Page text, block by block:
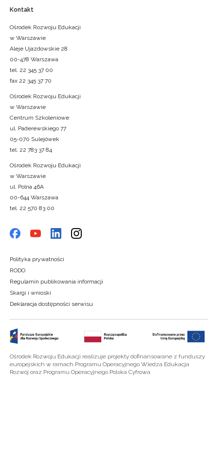
Kontakt
Ośrodek Rozwoju Edukacji
w Warszawie
Aleje Ujazdowskie 28
00-478 Warszawa
tel. 22 345 37 00
fax 22 345 37 70
Ośrodek Rozwoju Edukacji
w Warszawie
Centrum Szkoleniowe
ul. Paderewskiego 77
05-070 Sulejówek
tel. 22 783 37 84
Ośrodek Rozwoju Edukacji
w Warszawie
ul. Polna 46A
00-644 Warszawa
tel. 22 570 83 00
Polityka prywatności
RODO
Regulamin publikowania informacji
Skargi i wnioski
Deklaracja dostępności serwisu
Ośrodek Rozwoju Edukacji realizuje projekty dofinansowane z funduszy
europejskich w ramach Programu Operacyjnego Wiedza Edukacja
Rozwój oraz Programu Operacyjnego Polska Cyfrowa